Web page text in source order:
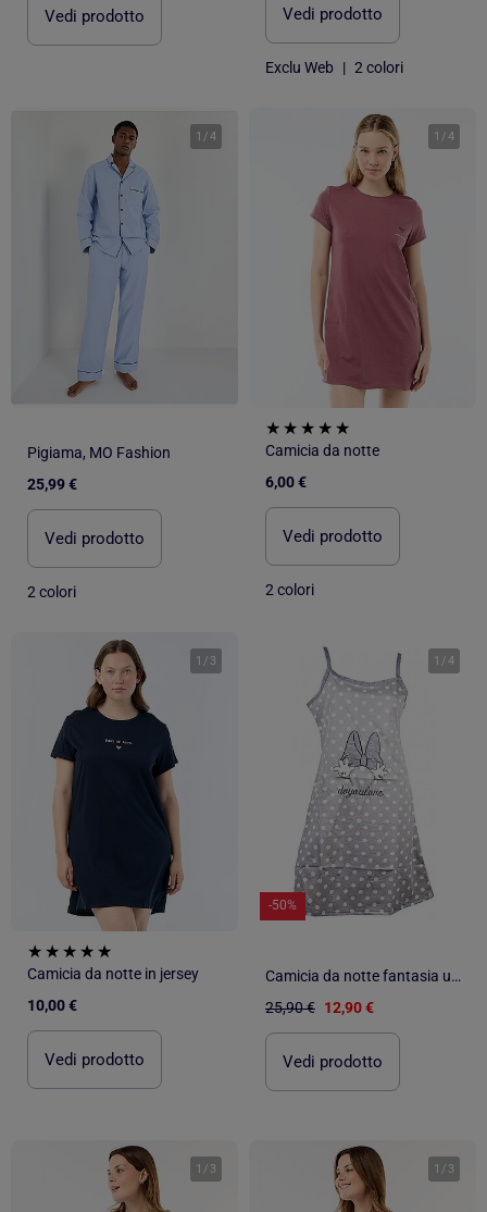
Vedi prodotto Vedi prodotto
Exclu Web | 2 colori
1 /4
Pigiama, MO Fashion
25,99 €
Vedi prodotto
2 colori
1 /4
Camicia da notte
6,00 €
Vedi prodotto
2 colori
1 / 3
Camicia da notte in jersey
10,00 €
Vedi prodotto
1 /4
-50%
Camicia da notte fantasia umoristica
25,90 € 12,90 €
Vedi prodotto
1 / 3 1 / 3